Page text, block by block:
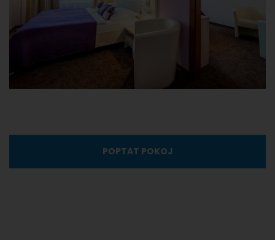
POPTAT POKOJ